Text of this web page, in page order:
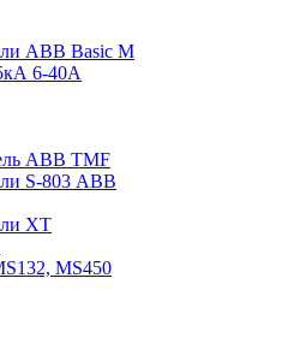
ABB Basic M
6-40А
ABB TMF
S-803 АВВ
XT
MS450